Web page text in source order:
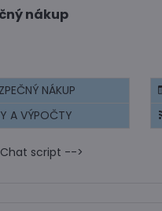
nákup
NÁKUP
A VÝPOČTY
script -->